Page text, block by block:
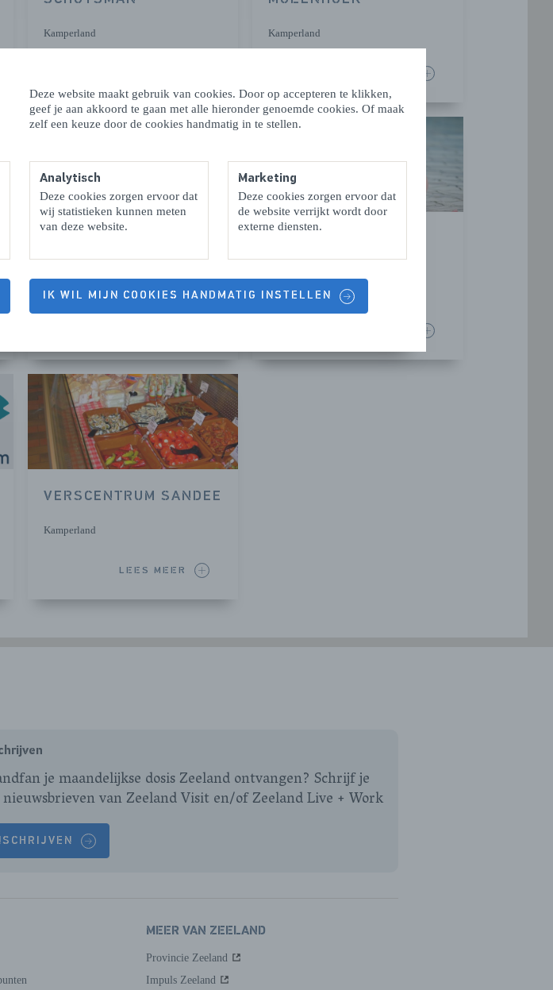
Deze website maakt gebruik van cookies. Door op accepteren te klikken,
geef je aan akkoord te gaan met alle hieronder genoemde cookies. Of maak
zelf een keuze door de cookies handmatig in te stellen.
Analytisch
Deze cookies zorgen ervoor dat
wij statistieken kunnen meten
van deze website.
Marketing
Deze cookies zorgen ervoor dat
de website verrijkt wordt door
externe diensten.
IK WIL MIJN COOKIES HANDMATIG INSTELLEN
Kamperland Kamperland
BROUWERIJ
Kamperland
BEHEER
Kamperland
VERSCENTRUM SANDEE
Kamperland
LEES MEER
je maandelijkse dosis Zeeland ontvangen? Schrijf je
van Zeeland Visit en/of Zeeland Live + Work
MEER VAN ZEELAND
Provincie Zeeland
Impuls Zeeland